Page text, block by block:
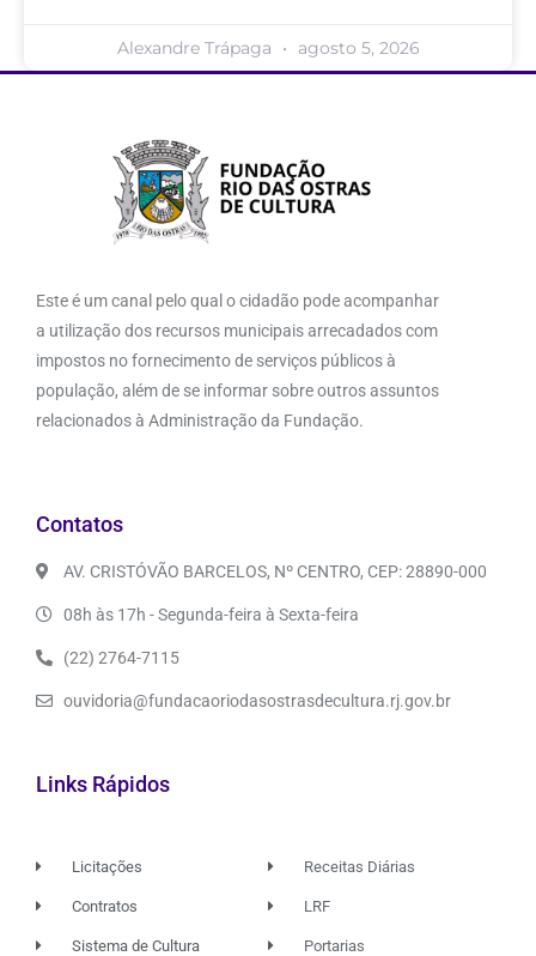
Alexandre Trápaga agosto 5, 2026
Este é um canal pelo qual o cidadão pode acompanhar
a utilização dos recursos municipais arrecadados com
impostos no fornecimento de serviços públicos à
população, além de se informar sobre outros assuntos
relacionados à Administração da Fundação.
Contatos
AV. CRISTÓVÃO BARCELOS, Nº CENTRO, CEP: 28890-000
08h às 17h - Segunda-feira à Sexta-feira
(22) 2764-7115
ouvidoria@fundacaoriodasostrasdecultura.rj.gov.br
Links Rápidos
Licitações
Contratos
Sistema de Cultura
Receitas Diárias
LRF
Portarias